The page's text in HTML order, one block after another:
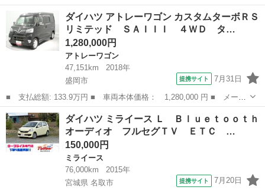
名： ダイハツ ■ 車種名： ムーヴコンテ ■ グレード名： Ｌ
４ＷＤ ナビ ＵＳＢ ＳＤ ワンセグ ■ 排気量： 660cc ■ ドア
枚...
奥州市 ムーヴ
ダイハツ アトレーワゴン カスタムターボＲＳ
リミテッド ＳＡＩＩＩ ４ＷＤ タ…
1,280,000円
アトレーワゴン
47,151km
2018年
盛岡市
提携サイト 7月31日
■ 支払総額: 133.9万円 ■ 車両本体価格： 1,280,000 円 ■ メーカ
ー名： ダイハツ ■ 車種名： アトレーワゴン ■ グレード名：
カスタムターボＲＳリミテッド ＳＡＩＩＩ ４ＷＤ ターボ ＬＥ
Ｄヘッド...
岩手 盛岡市 アトレーワゴン
ダイハツ ミライース Ｌ Ｂｌｕｅｔｏｏｔｈ
オーディオ フルセグＴＶ ＥＴＣ …
150,000円
ミライース
76,000km
2015年
宮城県 名取市
提携サイト 7月20日